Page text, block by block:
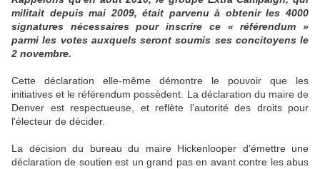
militait depuis mai 2009, était parvenu à obtenir les 4000
signatures nécessaires pour inscrire ce « référendum »
parmi les votes auxquels seront soumis ses concitoyens le
2 novembre.
Cette déclaration elle-même démontre le pouvoir que les
initiatives et le référendum possèdent. La déclaration du maire de
Denver est respectueuse, et reflète l'autorité des droits pour
l'électeur de décider.
La décision du bureau du maire Hickenlooper d'émettre une
déclaration de soutien est un grand pas en avant contre les abus